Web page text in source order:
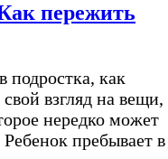
пережить
подростка, как
взгляд на вещи,
нередко может
Ребенок пребывает в